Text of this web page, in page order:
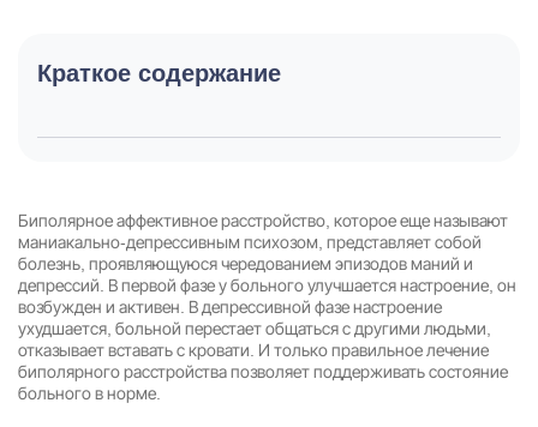
Краткое содержание
Биполярное аффективное расстройство, которое еще называют
маниакально-депрессивным психозом, представляет собой
болезнь, проявляющуюся чередованием эпизодов маний и
депрессий. В первой фазе у больного улучшается настроение, он
возбужден и активен. В депрессивной фазе настроение
ухудшается, больной перестает общаться с другими людьми,
отказывает вставать с кровати. И только правильное лечение
биполярного расстройства позволяет поддерживать состояние
больного в норме.